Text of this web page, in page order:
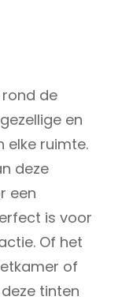
de
en
elke ruimte.
deze
een
is voor
Of het
of
tinten